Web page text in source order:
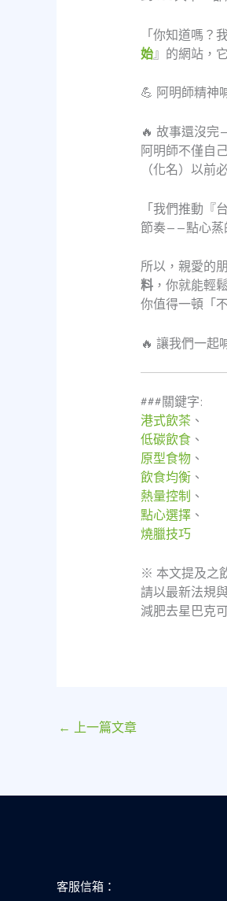
「你知道嗎？
始』的網站，
💪 阿明師精神
🔥 故事還沒
阿明師不僅自
（化名）以前
「我們推動
節奏——點心蒸
所以，親愛的
料，你就能輕
你值得一頓「
🔥 讓我們一起
###關鍵字:
港式飲茶 、
低碳飲食、
原型食物、
飲食均衡、
熱量控制 、
點心選擇、
燒臘技巧
※ 本文提及之
請以最新法規
減肥去星巴克
← 上一篇文章
客服信箱：